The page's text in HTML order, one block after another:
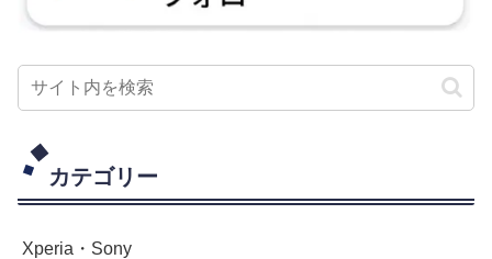
カテゴリー
Xperia・Sony